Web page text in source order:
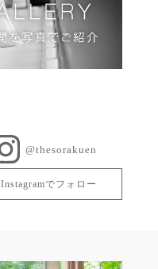
@thesorakuen
Instagramでフォロー